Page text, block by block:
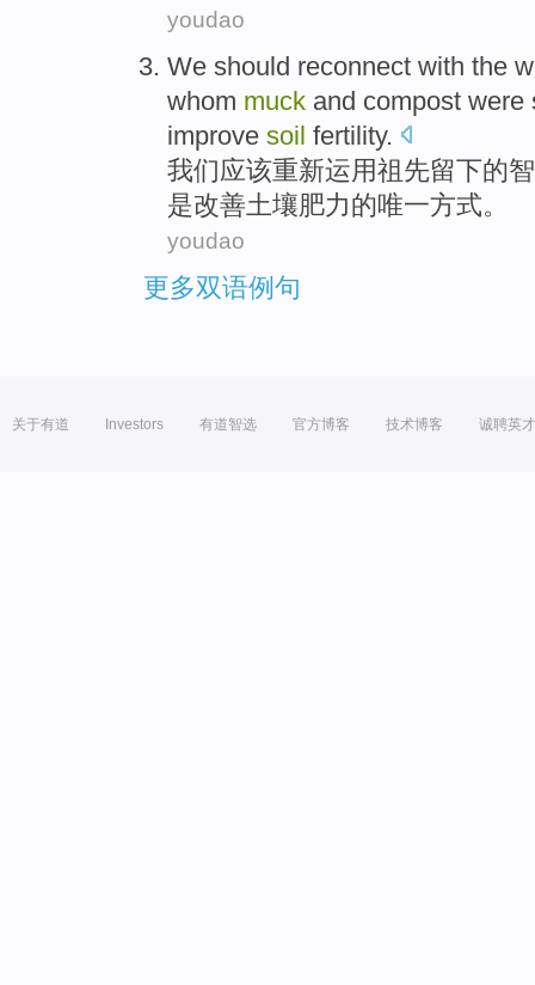
youdao
We should reconnect with the
whom muck and compost were
improve soil fertility.
我们应该重新运用祖先留下的
是改善土壤肥力的唯一方式。
youdao
更多双语例句
关于有道 Investors 有道智选 官方博客 技术博客 诚聘英才